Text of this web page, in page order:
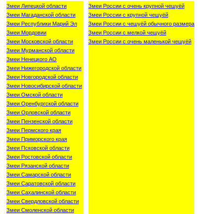
Змеи Липецкой области
Змеи Магаданской области
Змеи Республики Марий Эл
Змеи Мордовии
Змеи Московской области
Змеи Мурманской области
Змеи Ненецкого АО
Змеи Нижегородской области
Змеи Новгородской области
Змеи Новосибирской области
Змеи Омской области
Змеи Оренбургской области
Змеи Орловской области
Змеи Пензенской области
Змеи Пермского края
Змеи Приморского края
Змеи Псковской области
Змеи Ростовской области
Змеи Рязанской области
Змеи Самарской области
Змеи Саратовской области
Змеи Сахалинской области
Змеи Свердловской области
Змеи Смоленской области
Змеи России с очень крупной чешуёй
Змеи России с крупной чешуёй
Змеи России с чешуёй обычного размера
Змеи России с мелкой чешуёй
Змеи России с очень маленькой чешуёй